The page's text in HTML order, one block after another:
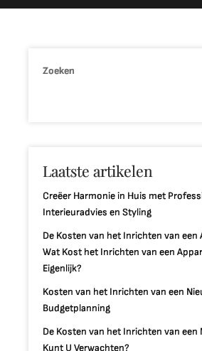
Zoeken
Laatste artikelen
Creëer Harmonie in Huis met
Interieuradvies en Styling
De Kosten van het Inrichten van een
Wat Kost het Inrichten van een
Eigenlijk?
Kosten van het Inrichten van een
Budgetplanning
De Kosten van het Inrichten van een
Kunt U Verwachten?